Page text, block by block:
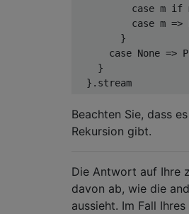
case m if
case m =>
}
case None =>
}
}. stream
Beachten Sie, dass
Rekursion gibt.
Die Antwort auf Ihre
davon ab, wie die
aussieht. Im Fall